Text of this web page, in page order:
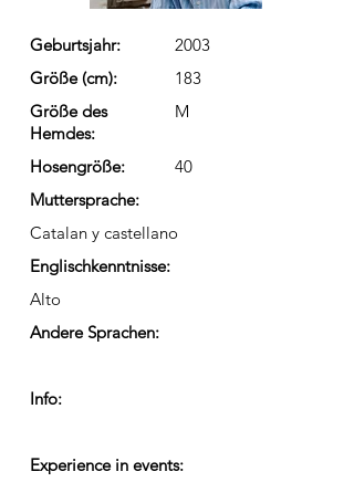
Geburtsjahr:
2003
Größe (cm):
183
Größe des
Hemdes:
M
Hosengröße:
40
Muttersprache:
Catalan y castellano
Englischkenntnisse:
Alto
Andere Sprachen:
Info:
Experience in events: